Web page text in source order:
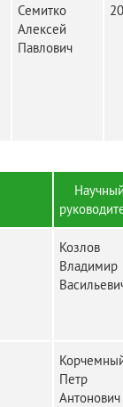
Семитко
Алексей
Павлович
Козлов
Владимир
Петр
Антонович